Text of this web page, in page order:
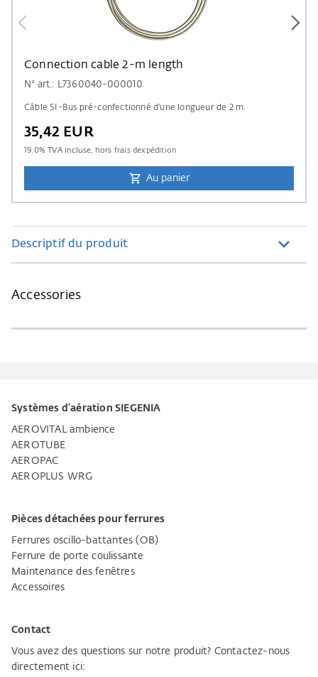
Connection cable 2-m length
N° art.: L7360040-000010
Câble SI-Bus pré-confectionné d'une longueur de 2 m.
35,42 EUR
19.0% TVA incluse, hors frais dexpédition
Au panier
Descriptif du produit
Accessories
Systèmes d'aération SIEGENIA
AEROVITAL ambience
AEROTUBE
AEROPAC
AEROPLUS WRG
Pièces détachées pour ferrures
Ferrures oscillo-battantes (OB)
Ferrure de porte coulissante
Maintenance des fenêtres
Accessoires
Contact
Vous avez des questions sur notre produit? Contactez-nous
directement ici: